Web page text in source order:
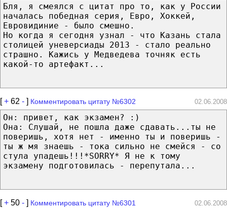
Бля, я смеялся с цитат про то, как у России
началась победная серия, Евро, Хоккей,
Евровидиние - было смешно.
Но когда я сегодня узнал - что Казань стала
столицей уневерсиады 2013 - стало реально
страшно. Кажись у Медведева точняк есть
какой-то артефакт...
[+ 62 - ] Комментировать цитату №6302 02.06.2008
Он: привет, как экзамен? :)
Она: Слушай, не пошла даже сдавать...ты не
поверишь, хотя нет - именно ты и поверишь -
ты ж мя знаешь - тока сильно не смейся - со
стула упадешь!!!*SORRY* Я не к тому
экзамену подготовилась - перепутала...
[+ 50 - ] Комментировать цитату №6301 02.06.2008